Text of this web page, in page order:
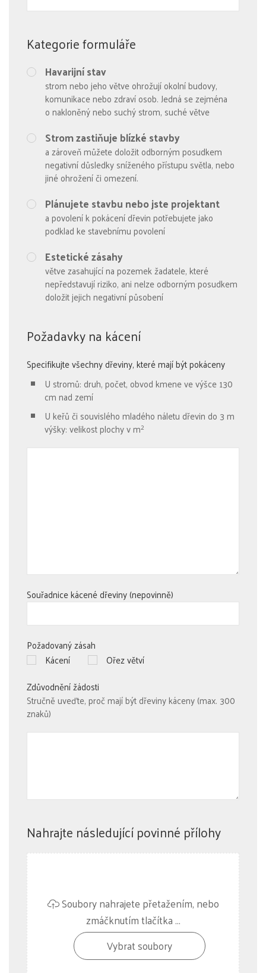
Kategorie formuláře
Havarijní stav
strom nebo jeho větve ohrožují okolní budovy,
komunikace nebo zdraví osob. Jedná se zejména
o nakloněný nebo suchý strom, suché větve
Strom zastiňuje blízké stavby
a zároveň můžete doložit odborným posudkem
negativní důsledky sníženého přístupu světla, nebo
jiné ohrožení či omezení.
Plánujete stavbu nebo jste projektant
a povolení k pokácení dřevin potřebujete jako
podklad ke stavebnímu povolení
Estetické zásahy
větve zasahující na pozemek žadatele, které
nepředstavují riziko, ani nelze odborným posudkem
doložit jejich negativní působení
Požadavky na kácení
Specifikujte všechny dřeviny, které mají být pokáceny
U stromů: druh, počet, obvod kmene ve výšce 130
cm nad zemí
U keřů či souvislého mladého náletu dřevin do 3 m
výšky: velikost plochy v m2
Souřadnice kácené dřeviny (nepovinně)
Požadovaný zásah
Kácení
Ořez větví
Zdůvodnění žádosti
Stručně uveďte, proč mají být dřeviny káceny (max. 300
znaků)
Nahrajte následující povinné přílohy
Soubory nahrajete přetažením, nebo
zmáčknutím tlačítka ...
Vybrat soubory